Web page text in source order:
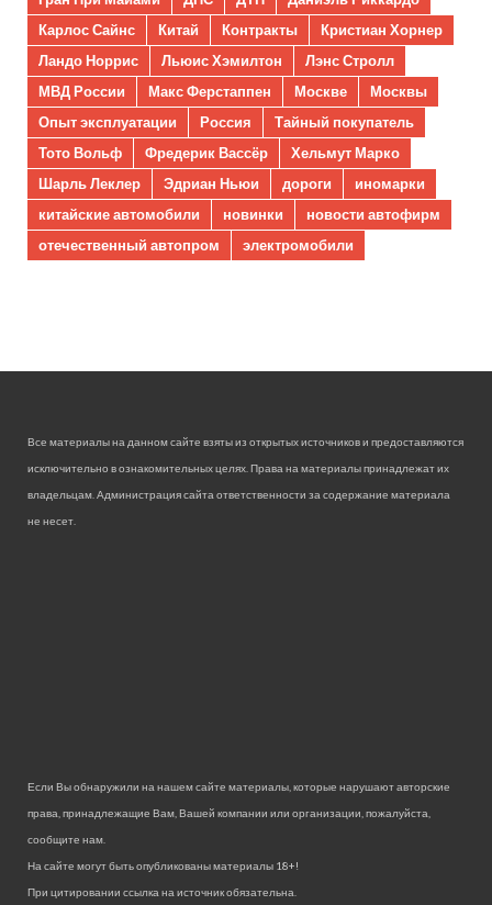
Карлос Сайнс
Китай Контракты
Кристиан Хорнер
Ландо Норрис
Льюис Хэмилтон
Лэнс Стролл
МВД России
Макс Ферстаппен Москве
Москвы
Опыт эксплуатации
Россия
Тайный покупатель
Тото Вольф
Фредерик Вассёр
Хельмут Марко
Шарль Леклер
Эдриан Ньюи дороги
иномарки
китайские автомобили
новинки
новости автофирм
отечественный автопром
электромобили
Все материалы на данном сайте взяты из открытых источников и предоставляются
исключительно в ознакомительных целях. Права на материалы принадлежат их
владельцам. Администрация сайта ответственности за содержание материала
не несет.
Если Вы обнаружили на нашем сайте материалы, которые нарушают авторские
права, принадлежащие Вам, Вашей компании или организации, пожалуйста,
сообщите нам.
На сайте могут быть опубликованы материалы 18+!
При цитировании ссылка на источник обязательна.